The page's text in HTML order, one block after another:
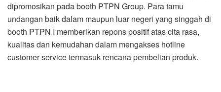
dipromosikan pada booth PTPN Group. Para tamu
undangan baik dalam maupun luar negeri yang singgah di
booth PTPN I memberikan repons positif atas cita rasa,
kualitas dan kemudahan dalam mengakses hotline
customer service termasuk rencana pembelian produk.